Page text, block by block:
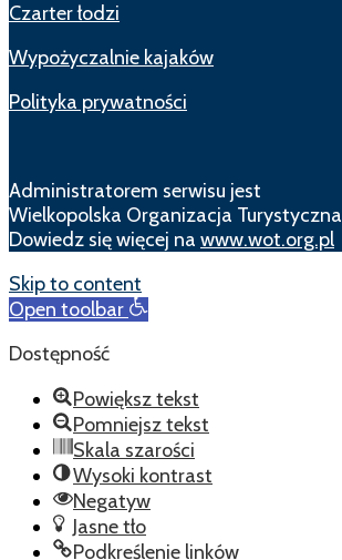
Czarter łodzi
Wypożyczalnie kajaków
Polityka prywatności
Administratorem serwisu jest
Wielkopolska Organizacja Turystyczna
Dowiedz się więcej na www.wot.org.pl
Skip to content
Open toolbar
Dostępność
Powiększ tekst
Pomniejsz tekst
Skala szarości
Wysoki kontrast
Negatyw
Jasne tło
Podkreślenie linków